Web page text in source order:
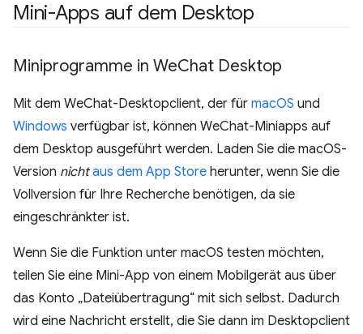
Mini-Apps auf dem Desktop
Miniprogramme in WeChat Desktop
Mit dem WeChat-Desktopclient, der für macOS und
Windows verfügbar ist, können WeChat-Miniapps auf
dem Desktop ausgeführt werden. Laden Sie die macOS-
Version nicht aus dem App Store herunter, wenn Sie die
Vollversion für Ihre Recherche benötigen, da sie
eingeschränkter ist.
Wenn Sie die Funktion unter macOS testen möchten,
teilen Sie eine Mini-App von einem Mobilgerät aus über
das Konto „Dateiübertragung“ mit sich selbst. Dadurch
wird eine Nachricht erstellt, die Sie dann im Desktopclient